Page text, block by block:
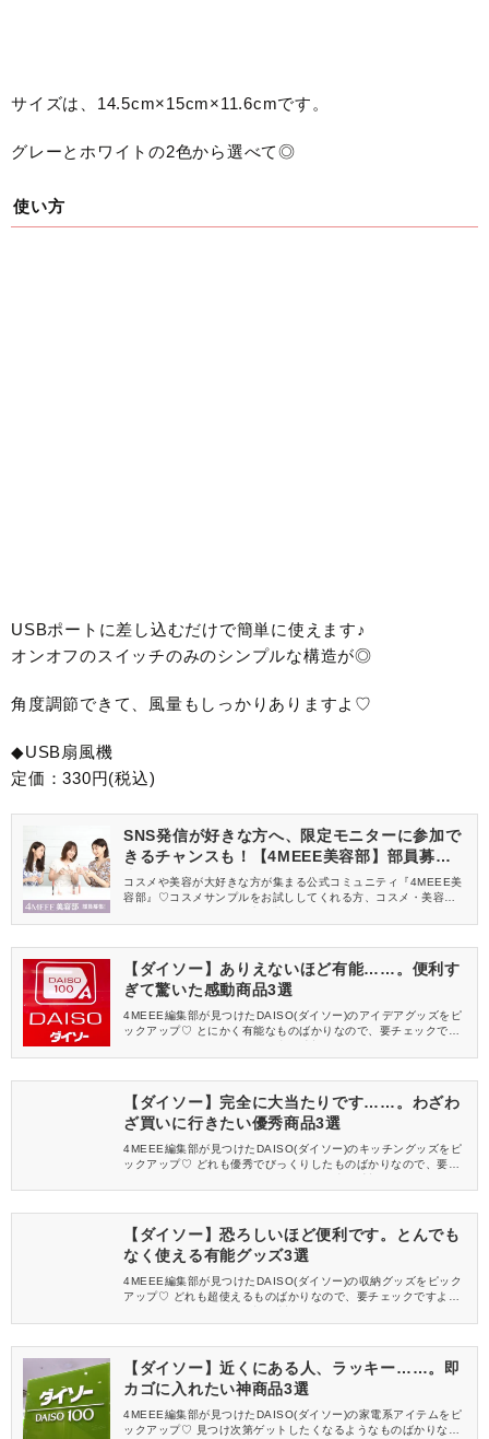
サイズは、14.5cm×15cm×11.6cmです。
グレーとホワイトの2色から選べて◎
使い方
USBポートに差し込むだけで簡単に使えます♪
オンオフのスイッチのみのシンプルな構造が◎
角度調節できて、風量もしっかりありますよ♡
◆USB扇風機
定価：330円(税込)
SNS発信が好きな方へ、限定モニターに参加で
きるチャンスも！【4MEEE美容部】部員募集
中
コスメや美容が大好きな方が集まる公式コミュニティ『4MEEE美
容部』♡コスメサンプルをお試ししてくれる方、コスメ・美容情報
【ダイソー】ありえないほど有能……。便利す
ぎて驚いた感動商品3選
4MEEE編集部が見つけたDAISO(ダイソー)のアイデアグッズをピ
ックアップ♡ とにかく有能なものばかりなので、要チェックです
【ダイソー】完全に大当たりです……。わざわ
ざ買いに行きたい優秀商品3選
4MEEE編集部が見つけたDAISO(ダイソー)のキッチングッズをピ
ックアップ♡ どれも優秀でびっくりしたものばかりなので、要チ
【ダイソー】恐ろしいほど便利です。とんでも
なく使える有能グッズ3選
4MEEE編集部が見つけたDAISO(ダイソー)の収納グッズをピック
アップ♡ どれも超使えるものばかりなので、要チェックですよ。
【ダイソー】近くにある人、ラッキー……。即
カゴに入れたい神商品3選
4MEEE編集部が見つけたDAISO(ダイソー)の家電系アイテムをピ
ックアップ♡ 見つけ次第ゲットしたくなるようなものばかりなの